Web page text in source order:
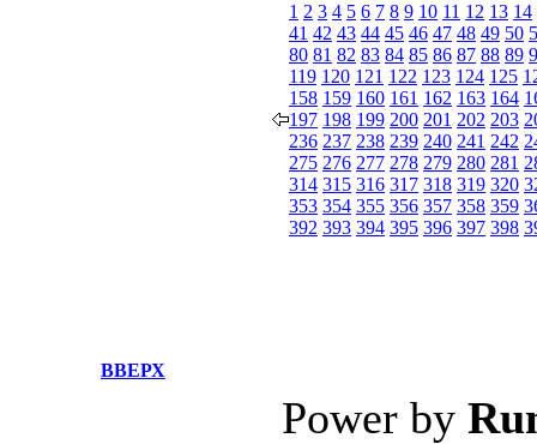
1 2 3 4 5 6 7 8 9 10 11 12 13 14
41 42 43 44 45 46 47 48 49 50
80 81 82 83 84 85 86 87 88 89
119 120 121 122 123 124 125
158 159 160 161 162 163 164
197 198 199 200 201 202 203
236 237 238 239 240 241 242
275 276 277 278 279 280 281
314 315 316 317 318 319 320
353 354 355 356 357 358 359
392 393 394 395 396 397 398
ВВЕРХ
Power by